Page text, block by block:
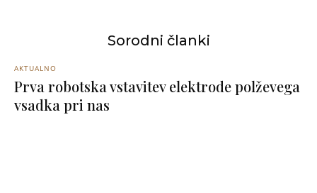
Sorodni članki
AKTUALNO
Prva robotska vstavitev elektrode polževega
vsadka pri nas